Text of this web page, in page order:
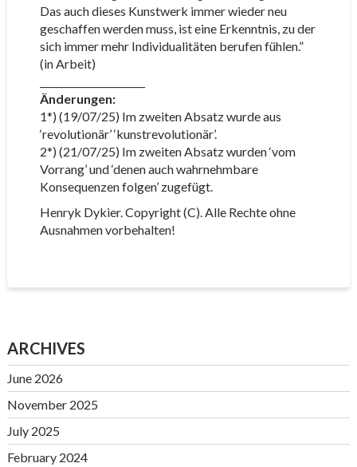
Das auch dieses Kunstwerk immer wieder neu
geschaffen werden muss, ist eine Erkenntnis, zu der
sich immer mehr Individualitäten berufen fühlen.”
(in Arbeit)
Änderungen:
1*) (19/07/25) Im zweiten Absatz wurde aus
‘revolutionär’ ‘kunstrevolutionär’.
2*) (21/07/25) Im zweiten Absatz wurden ‘vom
Vorrang’ und ‘denen auch wahrnehmbare
Konsequenzen folgen’ zugefügt.
Henryk Dykier. Copyright (C). Alle Rechte ohne
Ausnahmen vorbehalten!
ARCHIVES
June 2026
November 2025
July 2025
February 2024